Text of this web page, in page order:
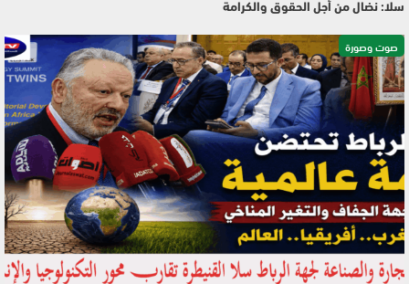
سلا: نضال من أجل الحقوق والكرامة
صوت وصورة